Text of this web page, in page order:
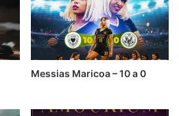
Messias Maricoa – 10 a 0